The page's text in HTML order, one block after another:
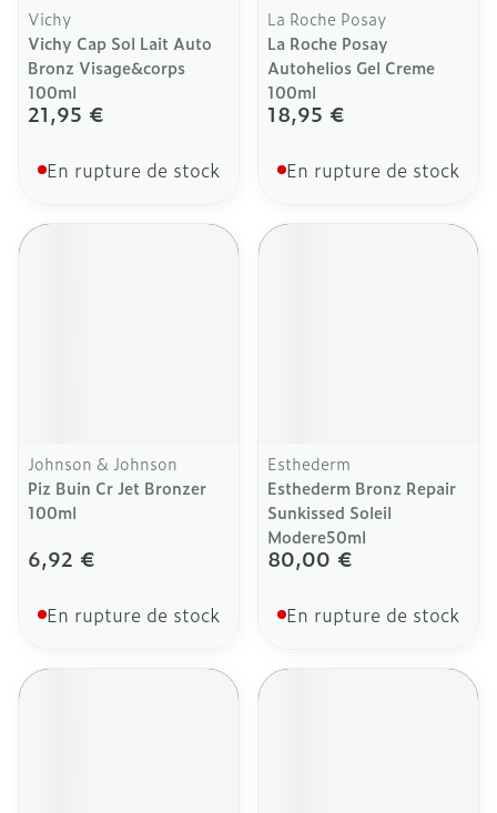
Vichy
Vichy Cap Sol Lait Auto
Bronz Visage&corps
100ml
21,95 €
En rupture de stock
La Roche Posay
La Roche Posay
Autohelios Gel Creme
100ml
18,95 €
En rupture de stock
Johnson & Johnson
Piz Buin Cr Jet Bronzer
100ml
6,92 €
En rupture de stock
Esthederm
Esthederm Bronz Repair
Sunkissed Soleil
Modere50ml
80,00 €
En rupture de stock